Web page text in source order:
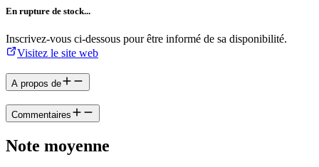
En rupture de stock...
Inscrivez-vous ci-dessous pour être informé de sa disponibilité.
Visitez le site web
A propos de
Commentaires
Note moyenne